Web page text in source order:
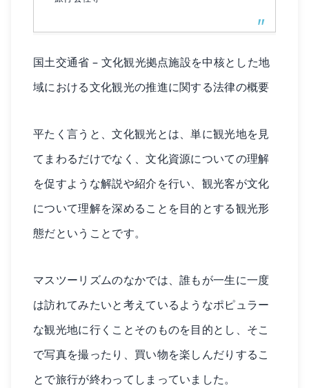
国土交通省 – 文化観光拠点施設を中核とした地
域における文化観光の推進に関する法律の概要
平たく言うと、文化観光とは、単に観光地を見
てまわるだけでなく、文化資源についての理解
を促すような解説や紹介を行い、観光客が文化
について理解を深めることを目的とする観光形
態だということです。
マスツーリズムのなかでは、誰もが一生に一度
は訪れてみたいと考えているようなポピュラー
な観光地に行くことそのものを目的とし、そこ
で写真を撮ったり、買い物を楽しんだりするこ
とで旅行が終わってしまっていました。